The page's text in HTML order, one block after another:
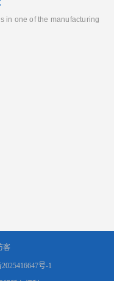
in one of the manufacturing
客
号-1